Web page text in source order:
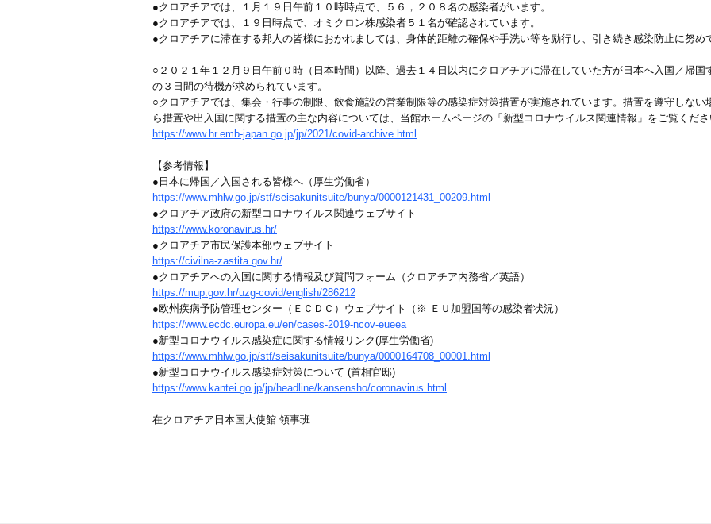
●クロアチアでは、１月１９日午前１０時時点で、５６，２０８名の感染者がいます。
●クロアチアでは、１９日時点で、オミクロン株感染者５１名が確認されています。
●クロアチアに滞在する邦人の皆様におかれましては、身体的距離の確保や手洗い等を励行し、引き続き感染防止に努め
○２０２１年１２月９日午前０時（日本時間）以降、過去１４日以内にクロアチアに滞在していた方が日本へ入国／帰
の３日間の待機が求められています。
○クロアチアでは、集会・行事の制限、飲食施設の営業制限等の感染症対策措置が実施されています。措置を遵守しな
ら措置や出入国に関する措置の主な内容については、当館ホームページの「新型コロナウイルス関連情報」をご覧くださ
https://www.hr.emb-japan.go.jp/jp/2021/covid-archive.html
【参考情報】
●日本に帰国／入国される皆様へ（厚生労働省）
https://www.mhlw.go.jp/stf/seisakunitsuite/bunya/0000121431_00209.html
●クロアチア政府の新型コロナウイルス関連ウェブサイト
https://www.koronavirus.hr/
●クロアチア市民保護本部ウェブサイト
https://civilna-zastita.gov.hr/
●クロアチアへの入国に関する情報及び質問フォーム（クロアチア内務省／英語）
https://mup.gov.hr/uzg-covid/english/286212
●欧州疾病予防管理センター（ＥＣＤＣ）ウェブサイト（※ ＥＵ加盟国等の感染者状況）
https://www.ecdc.europa.eu/en/cases-2019-ncov-eueea
●新型コロナウイルス感染症に関する情報リンク(厚生労働省)
https://www.mhlw.go.jp/stf/seisakunitsuite/bunya/0000164708_00001.html
●新型コロナウイルス感染症対策について (首相官邸)
https://www.kantei.go.jp/jp/headline/kansensho/coronavirus.html
在クロアチア日本国大使館 領事班